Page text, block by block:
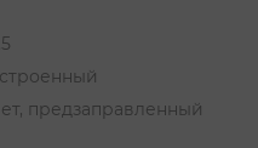
предзаправленный